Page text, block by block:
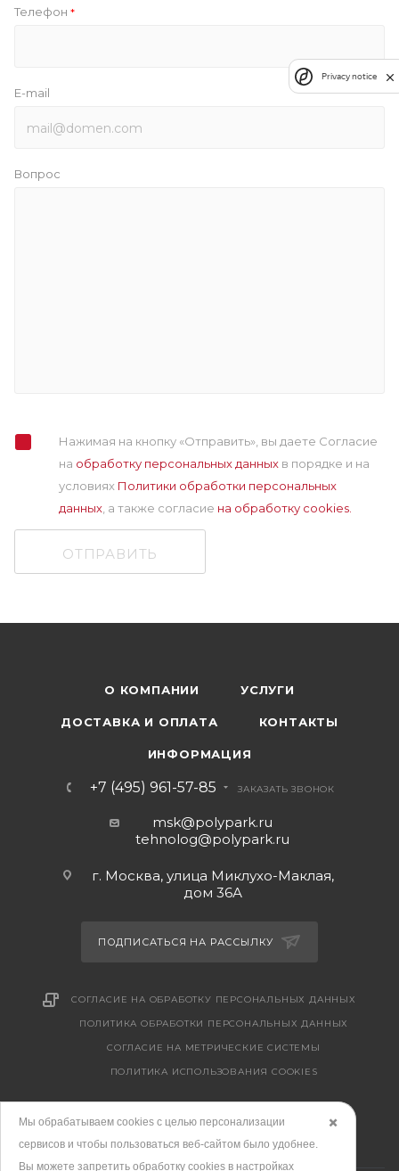
Телефон *
E-mail
Вопрос
Нажимая на кнопку «Отправить», вы даете Согласие
на обработку персональных данных в порядке и на
условиях Политики обработки персональных
данных, а также cогласие на обработку cookies.
ОТПРАВИТЬ
О КОМПАНИИ УСЛУГИ
ДОСТАВКА И ОПЛАТА КОНТАКТЫ
ИНФОРМАЦИЯ
+7 (495) 961-57-85 ЗАКАЗАТЬ ЗВОНОК
msk@polypark.ru
tehnolog@polypark.ru
г. Москва, улица Миклухо-Маклая,
дом 36А
ПОДПИСАТЬСЯ НА РАССЫЛКУ
СОГЛАСИЕ НА ОБРАБОТКУ ПЕРСОНАЛЬНЫХ ДАННЫХ
ПОЛИТИКА ОБРАБОТКИ ПЕРСОНАЛЬНЫХ ДАННЫХ
CОГЛАСИЕ НА МЕТРИЧЕСКИЕ СИСТЕМЫ
ПОЛИТИКА ИСПОЛЬЗОВАНИЯ COOKIES
✖️
Мы обрабатываем cookies с целью персонализации
сервисов и чтобы пользоваться веб-сайтом было удобнее.
Вы можете запретить обработку сookies в настройках
Privacy notice